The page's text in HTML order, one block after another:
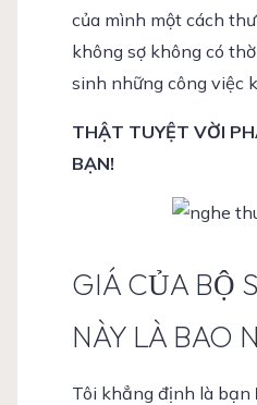
của mình một cách
không sợ không có
sinh những công việc
THẬT TUYỆT VỜI
BẠN!
GIÁ CỦA BỘ
NÀY LÀ BAO
Tôi khẳng định là bạn